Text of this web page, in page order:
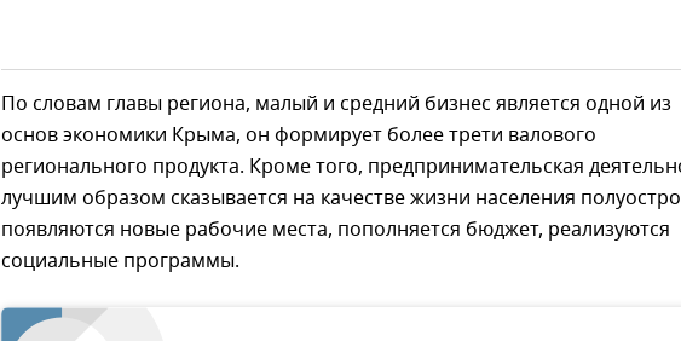
По словам главы региона, малый и средний бизнес является одной из
основ экономики Крыма, он формирует более трети валового
регионального продукта. Кроме того, предпринимательская
лучшим образом сказывается на качестве жизни населения
появляются новые рабочие места, пополняется бюджет, реализуются
социальные программы.